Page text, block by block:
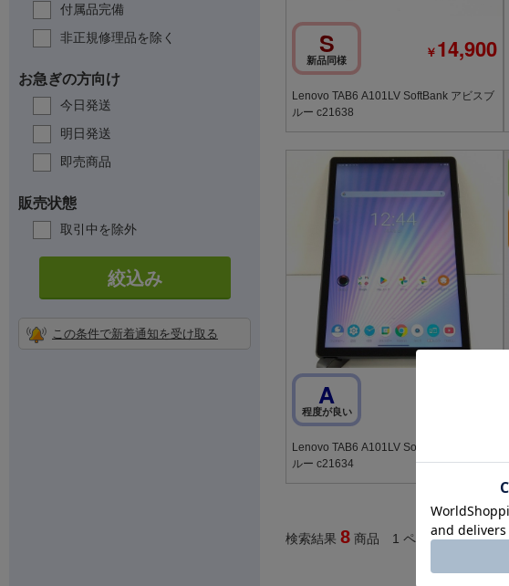
付属品完備
非正規修理品を除く
お急ぎの方向け
今日発送
明日発送
即売商品
販売状態
取引中を除外
絞込み
この条件で新着通知を受け取る
S
新品同様 ￥14,900
Lenovo TAB6 A101LV SoftBank アビスブ
ルー c21638
A
程度が良い
Lenovo TAB6 A101LV SoftBank アビスブ
ルー c21634
検索結果 8 商品 1 ページ目